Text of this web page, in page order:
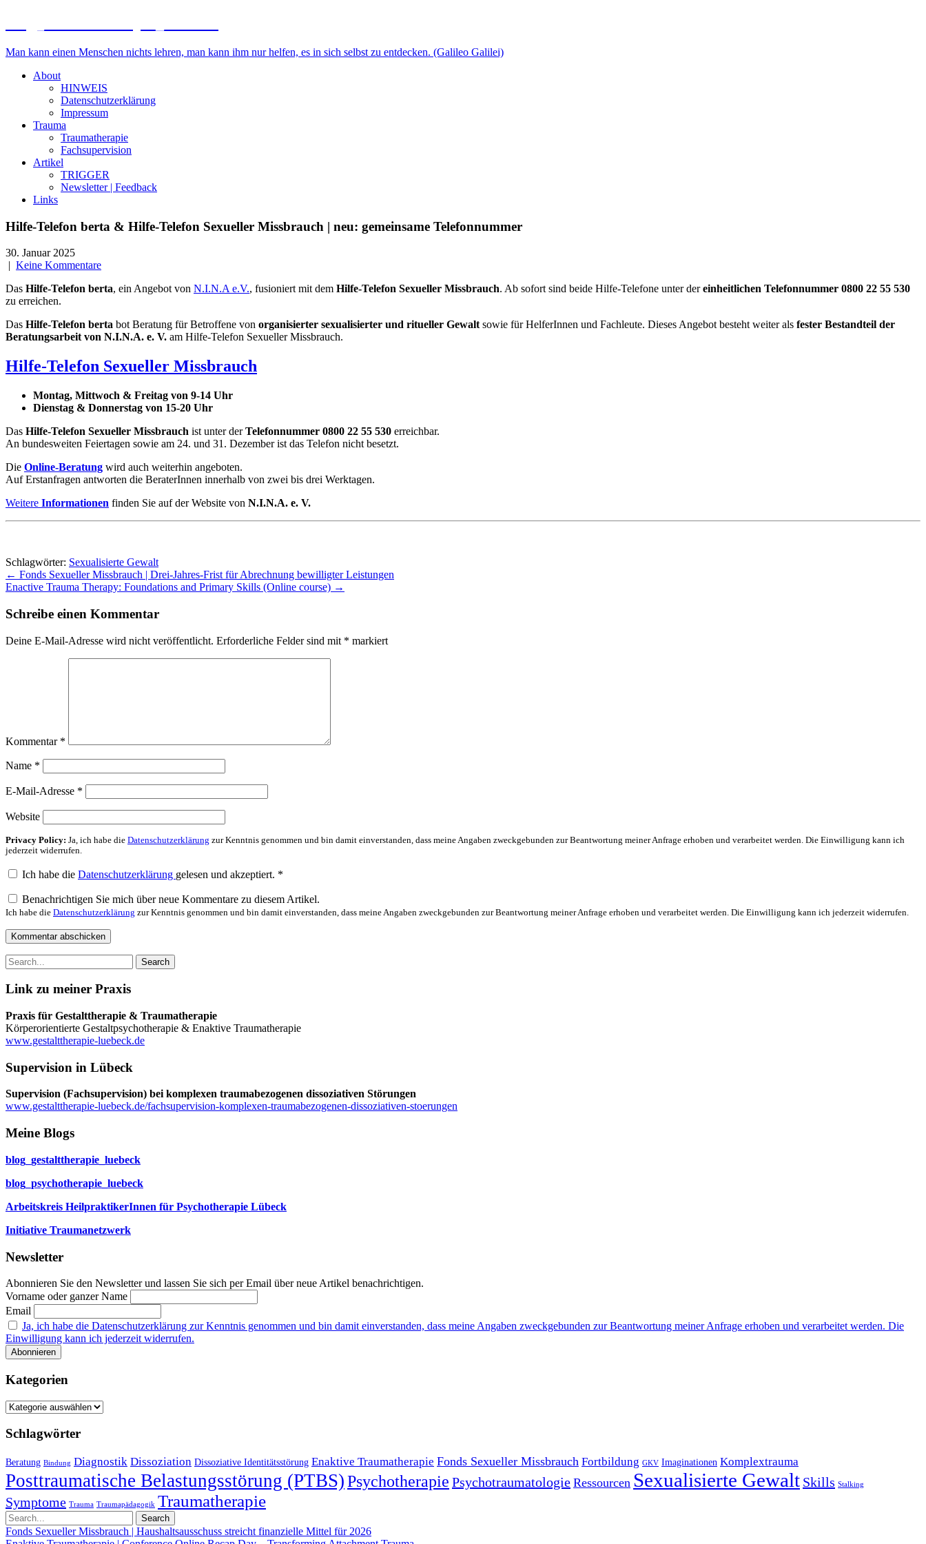
Man kann einen Menschen nichts lehren, man kann ihm nur helfen, es in sich selbst zu entdecken. (Galileo Galilei)
About
HINWEIS
Datenschutzerklärung
Impressum
Trauma
Traumatherapie
Fachsupervision
Artikel
TRIGGER
Newsletter | Feedback
Links
Hilfe-Telefon berta & Hilfe-Telefon Sexueller Missbrauch | neu: gemeinsame Telefonnummer
30. Januar 2025
| Keine Kommentare
Das Hilfe-Telefon berta, ein Angebot von N.I.N.A e.V., fusioniert mit dem Hilfe-Telefon Sexueller Missbrauch. Ab sofort sind beide Hilfe-Telefone unter dereinheitlichen Telefonnummer 0800 22 55 530
zu erreichen.
Das Hilfe-Telefon berta bot Beratung für Betroffene von organisierter sexualisierter und ritueller Gewalt sowie für HelferInnen und Fachleute. Dieses Angebot besteht weiter als fester Bestandteil der
Beratungsarbeit von N.I.N.A. e. V. am Hilfe-Telefon Sexueller Missbrauch.
Hilfe-Telefon Sexueller Missbrauch
Montag, Mittwoch & Freitag von 9-14 Uhr
Dienstag & Donnerstag von 15-20 Uhr
Das Hilfe-Telefon Sexueller Missbrauch ist unter derTelefonnummer 0800 22 55 530 erreichbar.
An bundesweiten Feiertagen sowie am 24. und 31. Dezember ist das Telefon nicht besetzt.
Die Online-Beratung wird auch weiterhin angeboten.
Auf Erstanfragen antworten die BeraterInnen innerhalb von zwei bis drei Werktagen.
Weitere Informationen finden Sie auf der Website von N.I.N.A. e. V.
Schlagwörter: Sexualisierte Gewalt
Post
navigation
← Fonds Sexueller Missbrauch | Drei-Jahres-Frist für Abrechnung bewilligter Leistungen
Enactive Trauma Therapy: Foundations and Primary Skills (Online course) →
Schreibe einen Kommentar
Deine E-Mail-Adresse wird nicht veröffentlicht. Erforderliche Felder sind mit * markiert
Kommentar *
Name *
E-Mail-Adresse *
Website
Privacy Policy: Ja, ich habe die Datenschutzerklärung zur Kenntnis genommen und bin damit einverstanden, dass meine Angaben zweckgebunden zur Beantwortung meiner Anfrage erhoben und verarbeitet werden. Die Einwilligung kann ich
jederzeit widerrufen.
Ich habe die Datenschutzerklärung gelesen und akzeptiert. *
Benachrichtigen Sie mich über neue Kommentare zu diesem Artikel.
Ich habe die Datenschutzerklärung zur Kenntnis genommen und bin damit einverstanden, dass meine Angaben zweckgebunden zur Beantwortung meiner Anfrage erhoben und verarbeitet werden. Die Einwilligung kann ich jederzeit widerrufen.
Link zu meiner Praxis
Praxis für Gestalttherapie & Traumatherapie
Körperorientierte Gestaltpsychotherapie & Enaktive Traumatherapie
www.gestalttherapie-luebeck.de
Supervision in Lübeck
Supervision (Fachsupervision) bei komplexen traumabezogenen dissoziativen Störungen
www.gestalttherapie-luebeck.de/fachsupervision-komplexen-traumabezogenen-dissoziativen-stoerungen
Meine Blogs
blog_gestalttherapie_luebeck
blog_psychotherapie_luebeck
Arbeitskreis HeilpraktikerInnen für Psychotherapie Lübeck
Initiative Traumanetzwerk
Newsletter
Abonnieren Sie den Newsletter und lassen Sie sich per Email über neue Artikel benachrichtigen.
Vorname oder ganzer Name
Email
Ja, ich habe die Datenschutzerklärung zur Kenntnis genommen und bin damit einverstanden, dass meine Angaben zweckgebunden zur Beantwortung meiner Anfrage erhoben und verarbeitet werden. Die
Einwilligung kann ich jederzeit widerrufen.
Kategorien
Kategorien
Schlagwörter
Beratung Bindung Diagnostik Dissoziation Dissoziative Identitätsstörung Enaktive Traumatherapie Fonds Sexueller Missbrauch Fortbildung GKV Imaginationen Komplextrauma
Posttraumatische Belastungsstörung (PTBS)Psychotherapie Psychotraumatologie Ressourcen Sexualisierte Gewalt Skills Stalking
Symptome Trauma Traumapädagogik Traumatherapie
Fonds Sexueller Missbrauch | Haushaltsausschuss streicht finanzielle Mittel für 2026